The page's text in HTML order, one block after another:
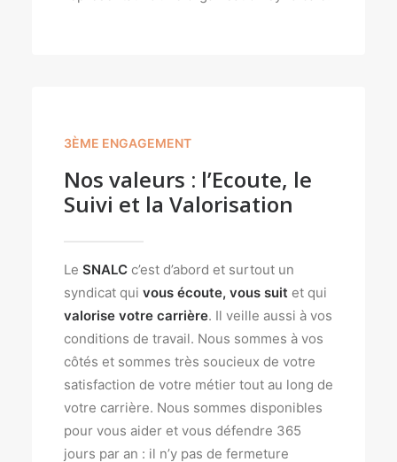
3ÈME ENGAGEMENT
Nos valeurs : l’Ecoute, le
Suivi et la Valorisation
Le SNALC c’est d’abord et surtout un
syndicat qui vous écoute, vous suit et qui
valorise votre carrière. Il veille aussi à vos
conditions de travail. Nous sommes à vos
côtés et sommes très soucieux de votre
satisfaction de votre métier tout au long de
votre carrière. Nous sommes disponibles
pour vous aider et vous défendre 365
jours par an : il n’y pas de fermeture